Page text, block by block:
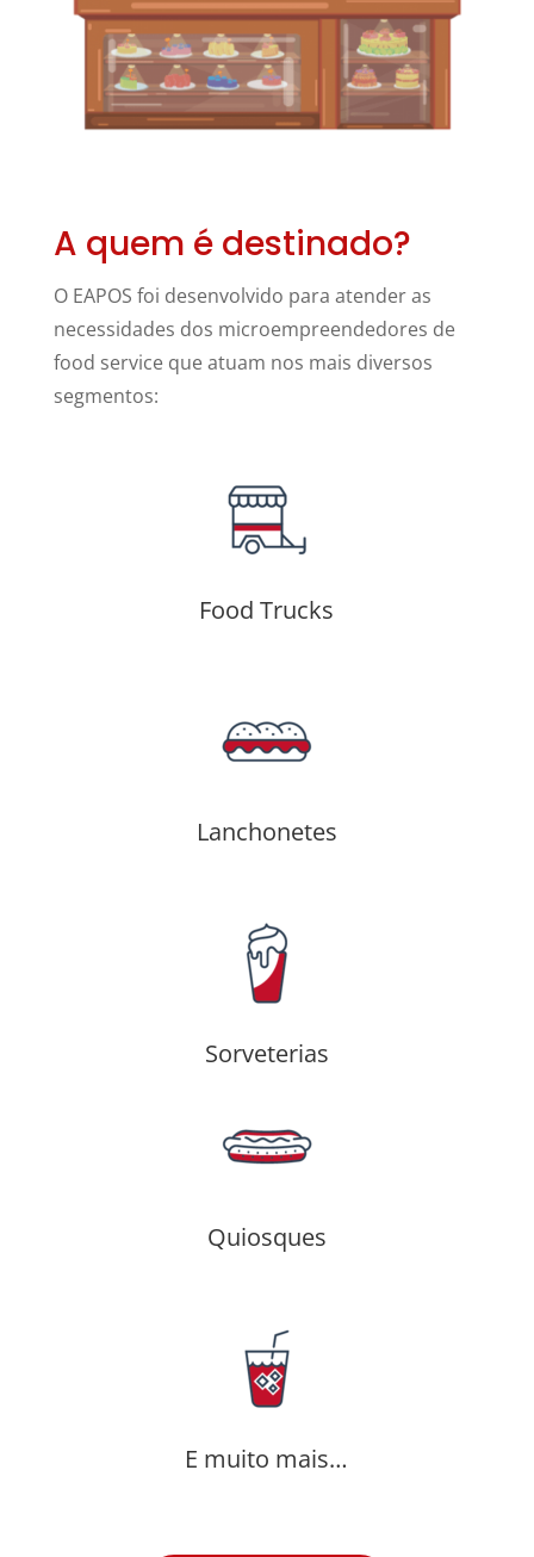
A quem é destinado?
O EAPOS foi desenvolvido para atender as
necessidades dos microempreendedores de
food service que atuam nos mais diversos
segmentos:
Food Trucks
Lanchonetes
Sorveterias
Quiosques
E muito mais…